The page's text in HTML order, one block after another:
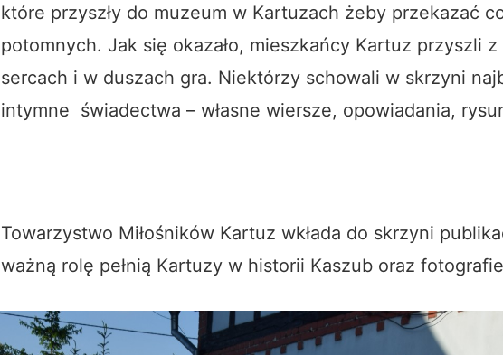
które przyszły do muzeum w Kartuzach żeby przekazać
potomnych. Jak się okazało, mieszkańcy Kartuz przyszli
sercach i w duszach gra. Niektórzy schowali w skrzyni
intymne świadectwa – własne wiersze, opowiadania,
Towarzystwo Miłośników Kartuz wkłada do skrzyni
ważną rolę pełnią Kartuzy w historii Kaszub oraz